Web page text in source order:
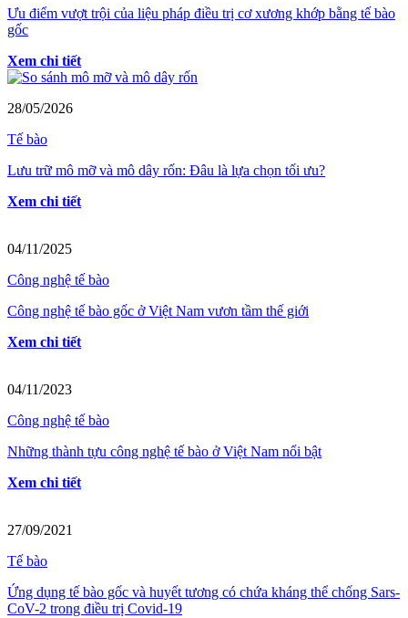
Ưu điểm vượt trội của liệu pháp điều trị cơ xương khớp bằng tế bào
gốc
Xem chi tiết
28/05/2026
Tế bào
Lưu trữ mô mỡ và mô dây rốn: Đâu là lựa chọn tối ưu?
Xem chi tiết
04/11/2025
Công nghệ tế bào
Công nghệ tế bào gốc ở Việt Nam vươn tầm thế giới
Xem chi tiết
04/11/2023
Công nghệ tế bào
Những thành tựu công nghệ tế bào ở Việt Nam nổi bật
Xem chi tiết
27/09/2021
Tế bào
Ứng dụng tế bào gốc và huyết tương có chứa kháng thể chống Sars-
CoV-2 trong điều trị Covid-19